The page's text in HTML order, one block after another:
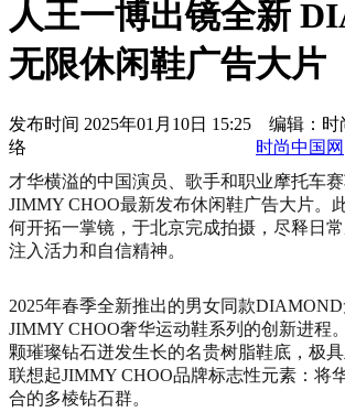
人王一博出镜全新
无限休闲鞋广告大片
发布时间 2025年01月10日 15:25 编辑：
络
时尚中国网
才华横溢的中国演员、歌手和职业摩托车
JIMMY CHOO最新发布休闲鞋广告大片。
何开拓一掌镜，于北京完成拍摄，尽释日
注入活力和自信精神。
2025年春季全新推出的男女同款
JIMMY CHOO奢华运动鞋系列的创新进程
颗璀璨钻石迸发生长的名贵树脂鞋底，极
联想起JIMMY CHOO品牌标志性元素：将
合的多棱钻石群。